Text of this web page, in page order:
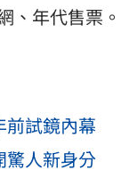
、年代售票。
試鏡內幕
人新身分